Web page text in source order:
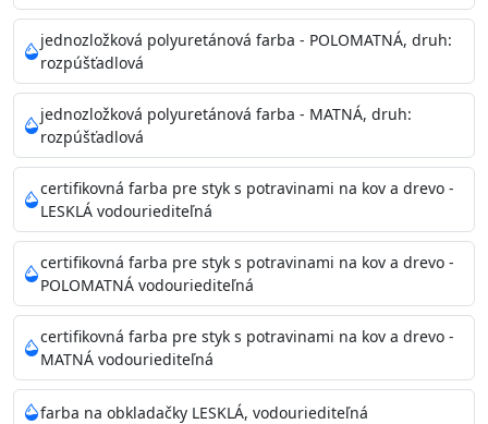
Príprava povrchu
Povrchy musia byť hladké, čisté, suché, zbavené prachu,
mastnoty, solí a materiálov so zlou priľnavosťou. Otvory
alebo trhliny vyplňte
akrylovým tmelom Acrylic putty, Visto alebo Acrylic light
putty a prebrúste. Nové alebo porézne povrchy natreté
menej kvalitnými farbami
vždy penetrujte. Odporúčané penetračné nátery
Acrylan Unco, Gypsum board alebo Vitex Primer 100% a
na škvrny použite Blanco eco
riediteľné vodou.
Skladovanie
48 mesiacov v orig. uzavretých obaloch medzi 5°C až
25°C
jednozložková polyuretánová farba - POLOMATNÁ, druh:
rozpúšťadlová
jednozložková polyuretánová farba - MATNÁ, druh:
rozpúšťadlová
certifikovná farba pre styk s potravinami na kov a drevo -
LESKLÁ vodouriediteľná
certifikovná farba pre styk s potravinami na kov a drevo -
POLOMATNÁ vodouriediteľná
certifikovná farba pre styk s potravinami na kov a drevo -
MATNÁ vodouriediteľná
farba na obkladačky LESKLÁ, vodouriediteľná